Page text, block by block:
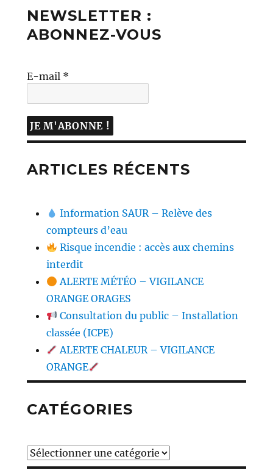
NEWSLETTER :
ABONNEZ-VOUS
E-mail *
ARTICLES RÉCENTS
Information SAUR – Relève des
compteurs d’eau
Risque incendie : accès aux chemins
interdit
ALERTE MÉTÉO – VIGILANCE
ORANGE ORAGES
Consultation du public – Installation
classée (ICPE)
ALERTE CHALEUR – VIGILANCE
ORANGE
CATÉGORIES
Catégories